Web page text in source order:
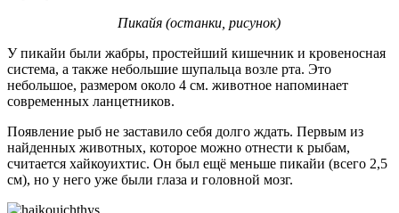
Пикайя (останки, рисунок)
У пикайи были жабры, простейший кишечник и кровеносная
система, а также небольшие шупальца возле рта. Это
небольшое, размером около 4 см. животное напоминает
современных ланцетников.
Появление рыб не заставило себя долго ждать. Первым из
найденных животных, которое можно отнести к рыбам,
считается хайкоуихтис. Он был ещё меньше пикайи (всего 2,5
см), но у него уже были глаза и головной мозг.